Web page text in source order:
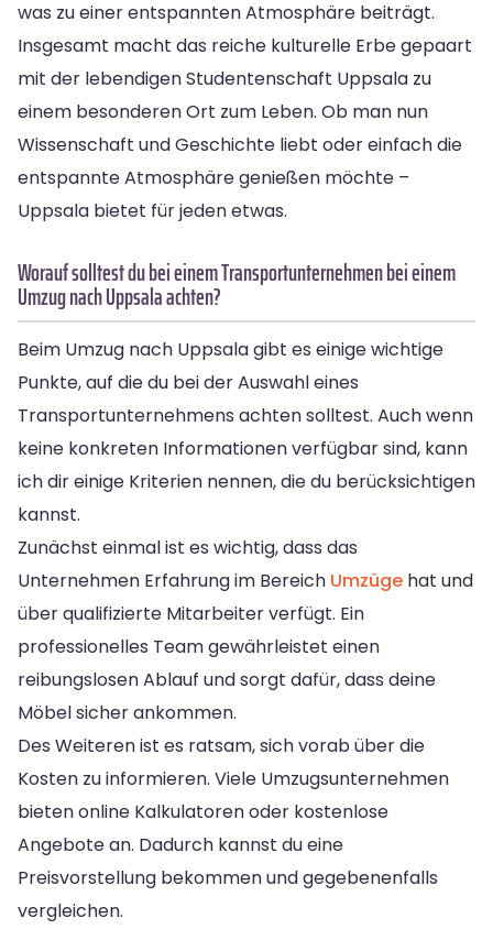
was zu einer entspannten Atmosphäre beiträgt.
Insgesamt macht das reiche kulturelle Erbe gepaart
mit der lebendigen Studentenschaft Uppsala zu
einem besonderen Ort zum Leben. Ob man nun
Wissenschaft und Geschichte liebt oder einfach die
entspannte Atmosphäre genießen möchte –
Uppsala bietet für jeden etwas.
Worauf solltest du bei einem Transportunternehmen bei einem
Umzug nach Uppsala achten?
Beim Umzug nach Uppsala gibt es einige wichtige
Punkte, auf die du bei der Auswahl eines
Transportunternehmens achten solltest. Auch wenn
keine konkreten Informationen verfügbar sind, kann
ich dir einige Kriterien nennen, die du berücksichtigen
kannst.
Zunächst einmal ist es wichtig, dass das
Unternehmen Erfahrung im Bereich Umzüge hat und
über qualifizierte Mitarbeiter verfügt. Ein
professionelles Team gewährleistet einen
reibungslosen Ablauf und sorgt dafür, dass deine
Möbel sicher ankommen.
Des Weiteren ist es ratsam, sich vorab über die
Kosten zu informieren. Viele Umzugsunternehmen
bieten online Kalkulatoren oder kostenlose
Angebote an. Dadurch kannst du eine
Preisvorstellung bekommen und gegebenenfalls
vergleichen.